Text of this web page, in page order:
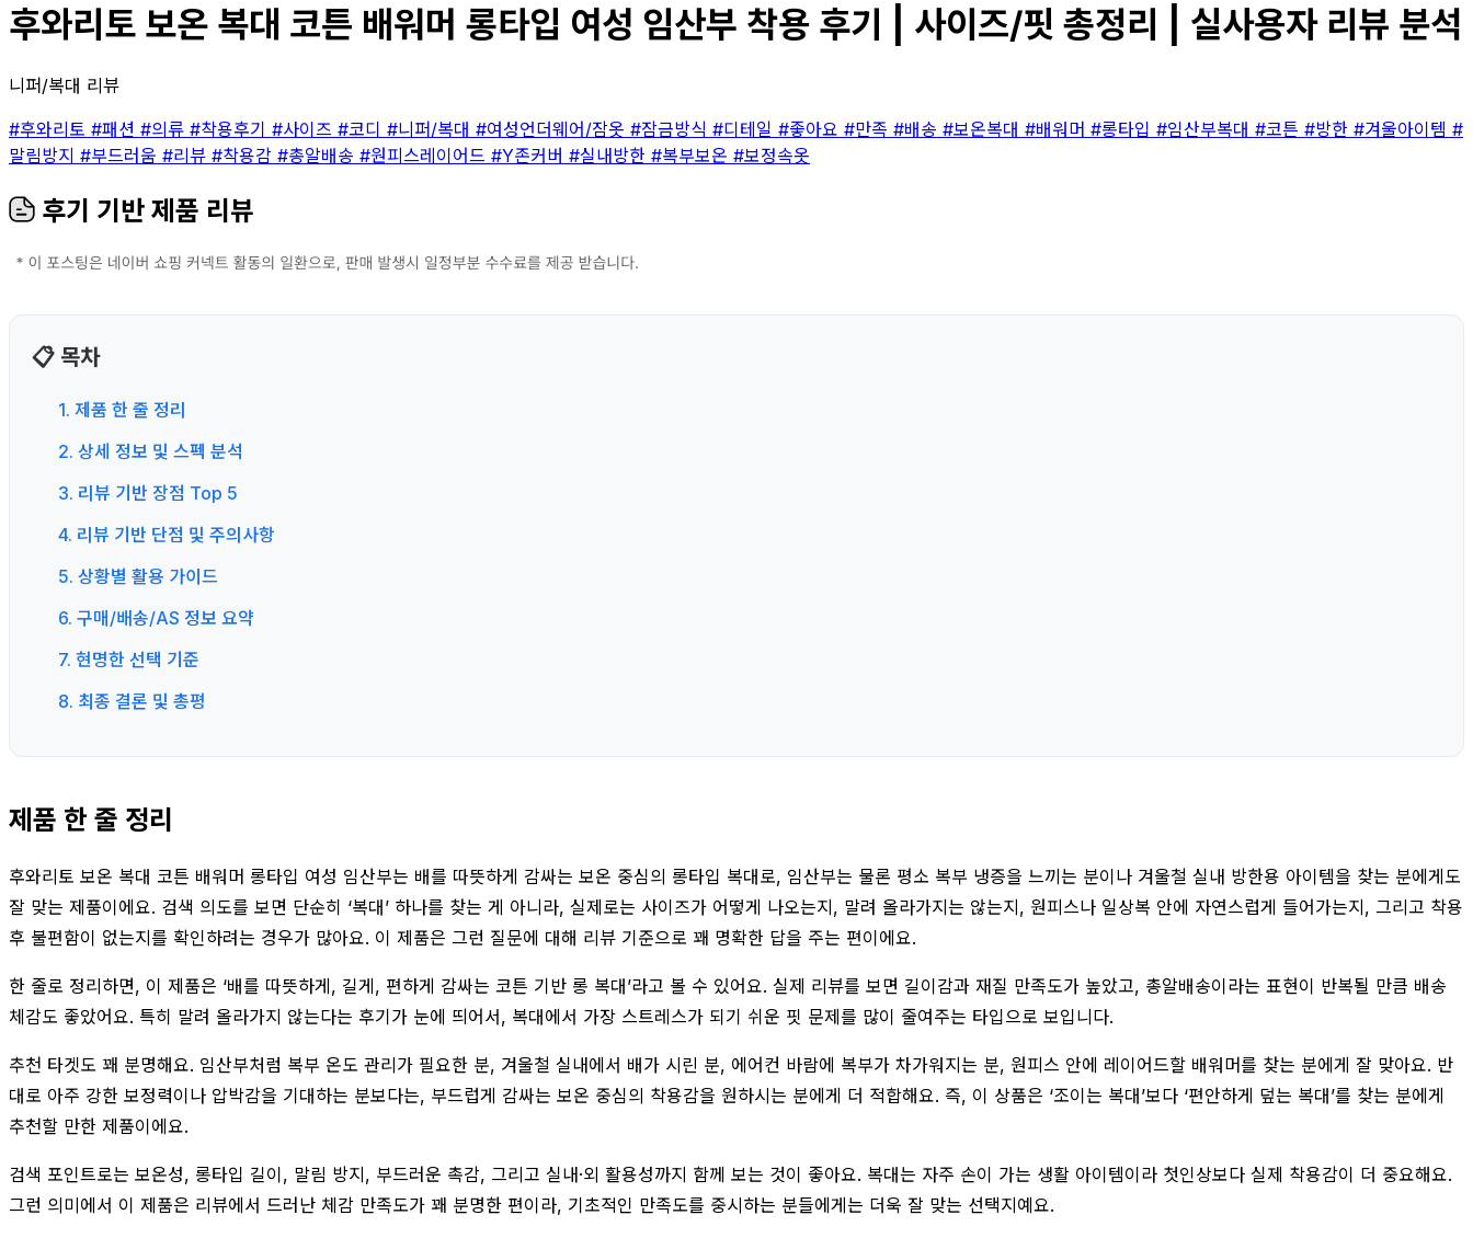
후와리토 보온 복대 코튼 배워머 롱타입 여성 임산부 착용 후기 | 사이즈/핏 총정리 | 실사용자 리뷰 분석
니퍼/복대 리뷰
#후와리토 #패션 #의류 #착용후기 #사이즈 #코디 #니퍼/복대 #여성언더웨어/잠옷 #잠금방식 #디테일 #좋아요 #만족 #배송 #보온복대 #배워머 #롱타입 #임산부복대 #코튼 #방한 #겨울아이템 #
말림방지 #부드러움 #리뷰 #착용감 #총알배송 #원피스레이어드 #Y존커버 #실내방한 #복부보온 #보정속옷
후기 기반 제품 리뷰
📋 목차
1. 제품 한 줄 정리
2. 상세 정보 및 스펙 분석
3. 리뷰 기반 장점 Top 5
4. 리뷰 기반 단점 및 주의사항
5. 상황별 활용 가이드
6. 구매/배송/AS 정보 요약
7. 현명한 선택 기준
8. 최종 결론 및 총평
제품 한 줄 정리
후와리토 보온 복대 코튼 배워머 롱타입 여성 임산부는 배를 따뜻하게 감싸는 보온 중심의 롱타입 복대로, 임산부는 물론 평소 복부 냉증을 느끼는 분이나 겨울철 실내 방한용 아이템을 찾는 분에게도
잘 맞는 제품이에요. 검색 의도를 보면 단순히 ‘복대’ 하나를 찾는 게 아니라, 실제로는 사이즈가 어떻게 나오는지, 말려 올라가지는 않는지, 원피스나 일상복 안에 자연스럽게 들어가는지, 그리고 착용
후 불편함이 없는지를 확인하려는 경우가 많아요. 이 제품은 그런 질문에 대해 리뷰 기준으로 꽤 명확한 답을 주는 편이에요.
한 줄로 정리하면, 이 제품은 ‘배를 따뜻하게, 길게, 편하게 감싸는 코튼 기반 롱 복대’라고 볼 수 있어요. 실제 리뷰를 보면 길이감과 재질 만족도가 높았고, 총알배송이라는 표현이 반복될 만큼 배송
체감도 좋았어요. 특히 말려 올라가지 않는다는 후기가 눈에 띄어서, 복대에서 가장 스트레스가 되기 쉬운 핏 문제를 많이 줄여주는 타입으로 보입니다.
추천 타겟도 꽤 분명해요. 임산부처럼 복부 온도 관리가 필요한 분, 겨울철 실내에서 배가 시린 분, 에어컨 바람에 복부가 차가워지는 분, 원피스 안에 레이어드할 배워머를 찾는 분에게 잘 맞아요. 반
대로 아주 강한 보정력이나 압박감을 기대하는 분보다는, 부드럽게 감싸는 보온 중심의 착용감을 원하시는 분에게 더 적합해요. 즉, 이 상품은 ‘조이는 복대’보다 ‘편안하게 덮는 복대’를 찾는 분에게
추천할 만한 제품이에요.
검색 포인트로는 보온성, 롱타입 길이, 말림 방지, 부드러운 촉감, 그리고 실내·외 활용성까지 함께 보는 것이 좋아요. 복대는 자주 손이 가는 생활 아이템이라 첫인상보다 실제 착용감이 더 중요해요.
그런 의미에서 이 제품은 리뷰에서 드러난 체감 만족도가 꽤 분명한 편이라, 기초적인 만족도를 중시하는 분들에게는 더욱 잘 맞는 선택지예요.